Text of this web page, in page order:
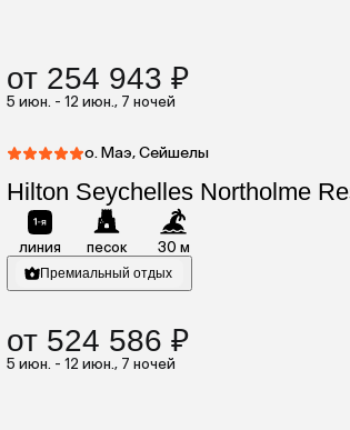
от 254 943 ₽
5 июн. - 12 июн., 7 ночей
о. Маэ, Сейшелы
Hilton Seychelles Northolme
линия песок 30 м
Премиальный отдых
от 524 586 ₽
5 июн. - 12 июн., 7 ночей